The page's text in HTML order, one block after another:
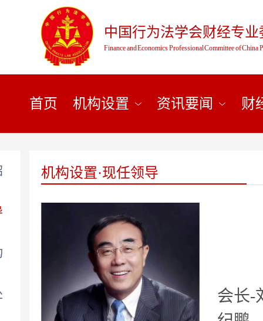
中国行为法学会财经专业
Finance and Economics Professional Committee of China
首页 机构设置 资讯要闻 财
机构设置·现任领导
会长-